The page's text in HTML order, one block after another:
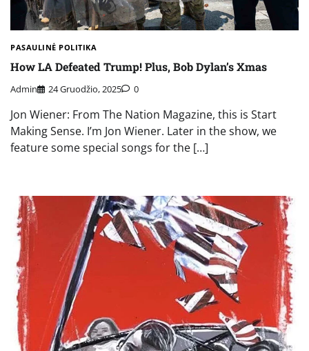
PASAULINĖ POLITIKA
How LA Defeated Trump! Plus, Bob Dylan’s Xmas
Admin 24 Gruodžio, 2025 0
Jon Wiener: From The Nation Magazine, this is Start
Making Sense. I’m Jon Wiener. Later in the show, we
feature some special songs for the […]